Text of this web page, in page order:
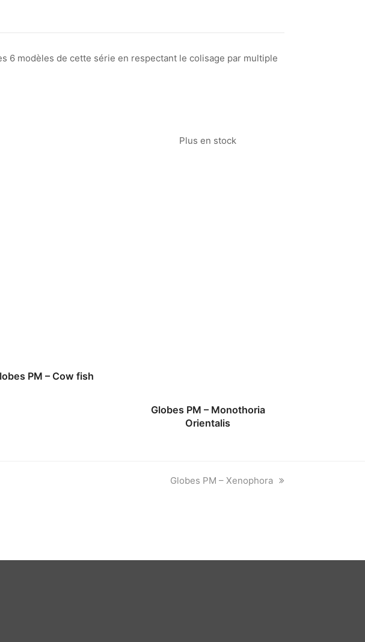
6 modèles de cette série en respectant le colisage par multiple
PM – Cow fish
Plus en stock
Globes PM – Monothoria
Orientalis
next
Globes PM – Xenophora